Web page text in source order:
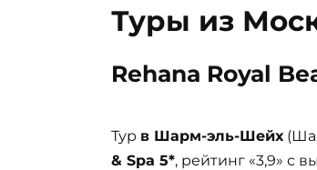
Туры из
Rehana Royal
Тур в Шарм-эль-Шейх
& Spa 5*, рейтинг «3,9» с